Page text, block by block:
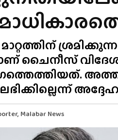
ചൈനീസ്
, Malabar News